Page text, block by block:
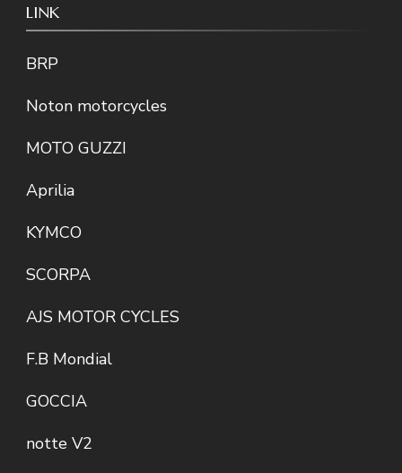
LINK
BRP
Noton motorcycles
MOTO GUZZI
Aprilia
KYMCO
SCORPA
AJS MOTOR CYCLES
F.B Mondial
GOCCIA
notte V2